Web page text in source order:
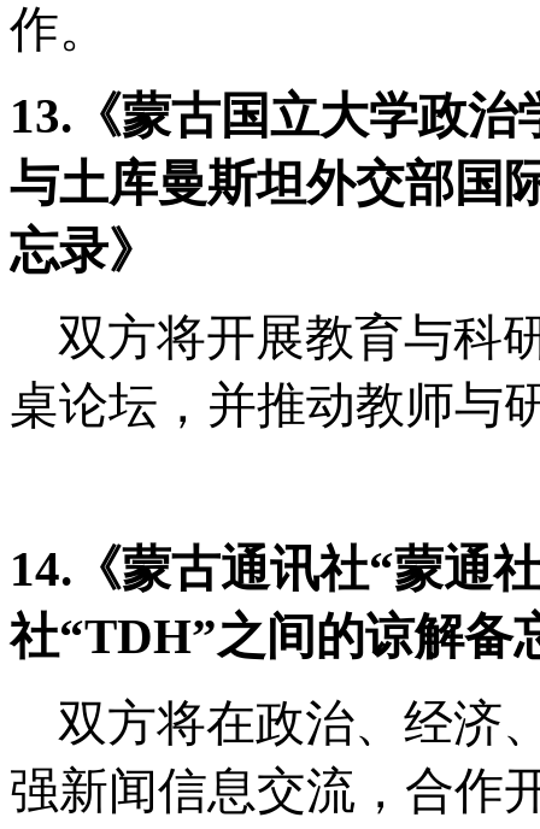
作。
13.《蒙古国立大学政
与土库曼斯坦外交部国
忘录》
双方将开展教育与科
桌论坛，并推动教师与
14.《蒙古通讯社“蒙通
社“TDH”之间的谅解备
双方将在政治、经济
强新闻信息交流，合作